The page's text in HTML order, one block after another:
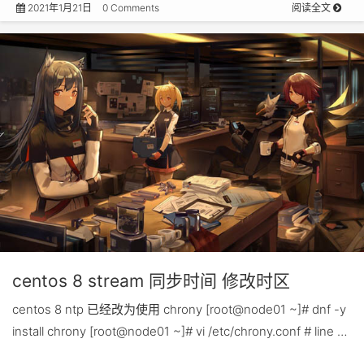
2021年1月21日 0 Comments 阅读全文
centos 8 stream 同步时间 修改时区
centos 8 ntp 已经改为使用 chrony [root@node01 ~]# dnf -y
install chrony [root@node01 ~]# vi /etc/chrony.conf # line …